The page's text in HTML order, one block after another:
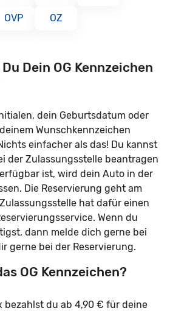
OVP OZ
Dein OG Kennzeichen
dein Geburtsdatum oder
Wunschkennzeichen
einfacher als das! Du kannst
der Zulassungsstelle beantragen
ist, wird dein Auto in der
Die Reservierung geht am
hat dafür einen
Wenn du
dann melde dich gerne bei
gerne bei der Reservierung.
OG Kennzeichen?
bezahlst du ab 4,90 € für deine